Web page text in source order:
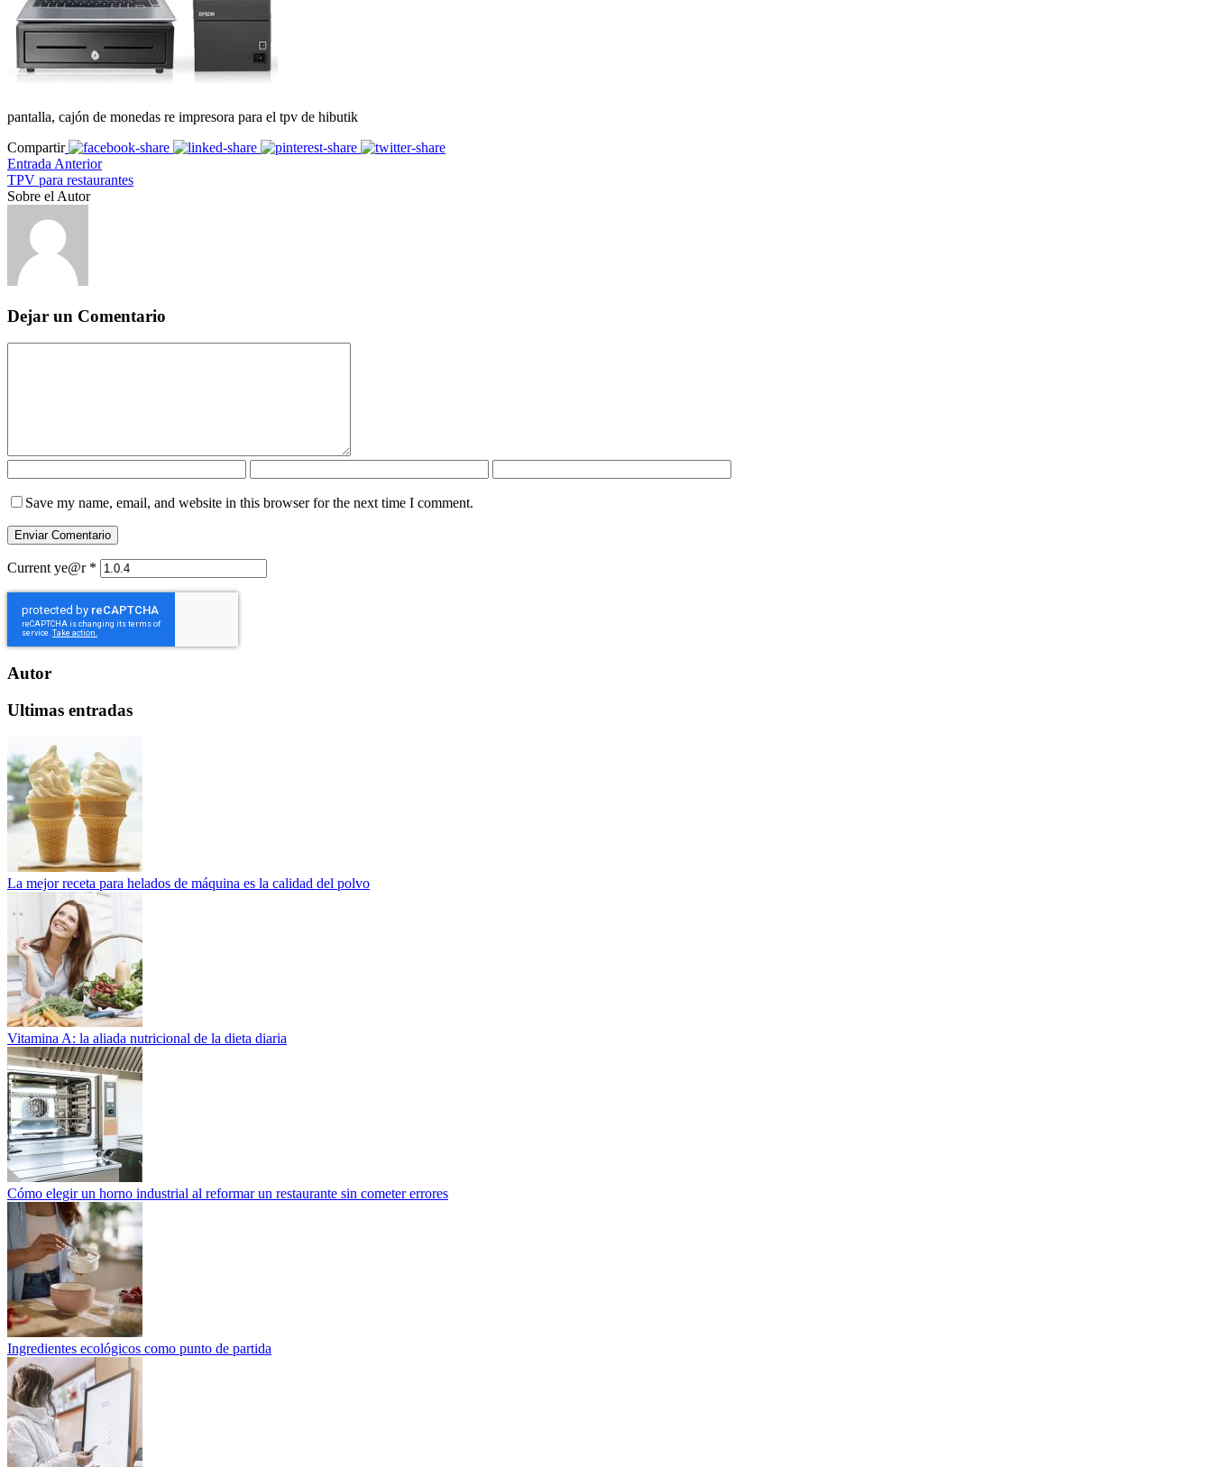
pantalla, cajón de monedas re impresora para el tpv de hibutik
Compartir
Entrada Anterior
TPV para restaurantes
Sobre el Autor
Dejar un Comentario
Save my name, email, and website in this browser for the next time I comment.
Current ye@r *
Autor
Ultimas entradas
La mejor receta para helados de máquina es la calidad del polvo
Vitamina A: la aliada nutricional de la dieta diaria
Cómo elegir un horno industrial al reformar un restaurante sin cometer errores
Ingredientes ecológicos como punto de partida